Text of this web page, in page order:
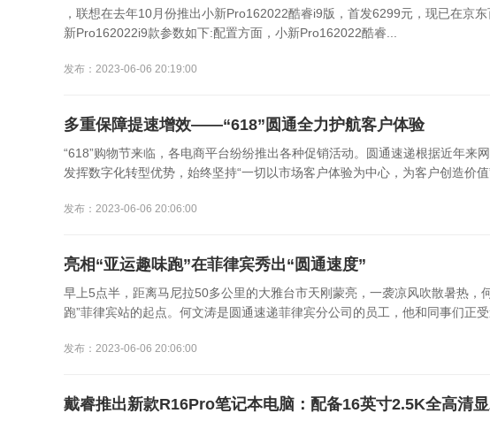
，联想在去年10月份推出小新Pro162022酷睿i9版，首发6299元，现已在京
新Pro162022i9款参数如下:配置方面，小新Pro162022酷睿...
发布：2023-06-06 20:19:00
多重保障提速增效——“618”圆通全力护航客户体验
“618”购物节来临，各电商平台纷纷推出各种促销活动。圆通速递根据近年来
发挥数字化转型优势，始终坚持“一切以市场客户体验为中心，为客户创造价值
发布：2023-06-06 20:06:00
亮相“亚运趣味跑”在菲律宾秀出“圆通速度”
早上5点半，距离马尼拉50多公里的大雅台市天刚蒙亮，一袭凉风吹散暑热，
跑”菲律宾站的起点。何文涛是圆通速递菲律宾分公司的员工，他和同事们正
发布：2023-06-06 20:06:00
戴睿推出新款R16Pro笔记本电脑：配备16英寸2.5K全高清显